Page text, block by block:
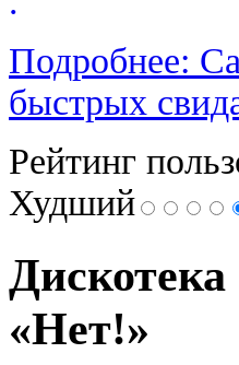
Подробнее:
быстрых
Рейтинг
Худший
«Нет!»